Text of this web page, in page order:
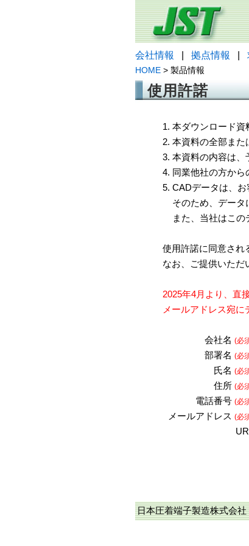
会社情報 拠点情報
HOME > 製品情報
使用許諾
1. 本ダウンロード資
2. 本資料の全部また
3. 本資料の内容は、
4. 同業他社の方から
5. CADデータは、お
そのため、データ
また、当社はこの
使用許諾に同意され
なお、ご提供いただ
2025年4月より、直
メールアドレス宛
会社名 (必
部署名 (必
氏名 (必
住所 (必
電話番号 (必
メールアドレス (必
日本圧着端子製造株式会社